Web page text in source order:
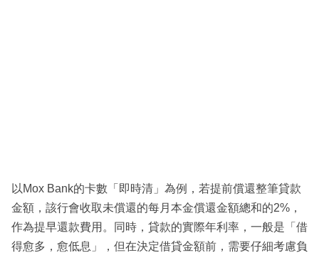
以Mox Bank的卡數「即時清」為例，若提前償還整筆貸款
金額，該行會收取未償還的每月本金償還金額總和的2%，
作為提早還款費用。同時，貸款的實際年利率，一般是「借
得愈多，愈低息」，但在決定借貸金額前，需要仔細考慮負